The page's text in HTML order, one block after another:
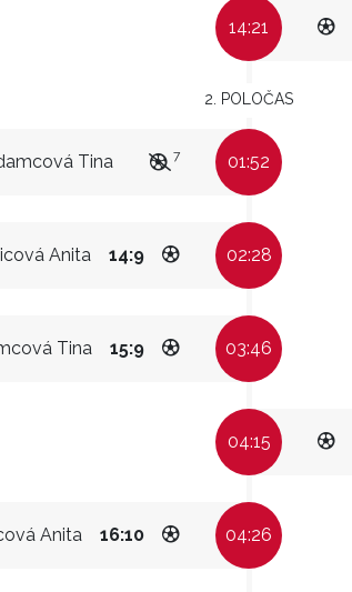
14:21
2. POLOČAS
Tina 7 01:52
Anita 14:9 02:28
Tina 15:9 03:46
04:15
Anita 16:10 04:26